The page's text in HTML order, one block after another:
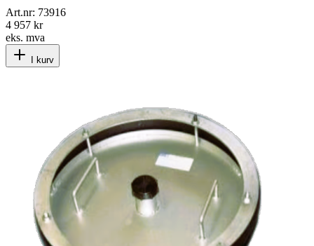
Art.nr: 73916
4 957 kr
eks. mva
I kurv